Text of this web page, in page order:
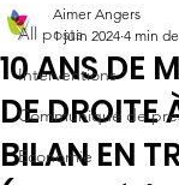
All posts
Interventions
Communiqué de
Economie
10 ANS DE
DE DROITE
BILAN EN
Aimer Angers
1 juin 2024 4 min